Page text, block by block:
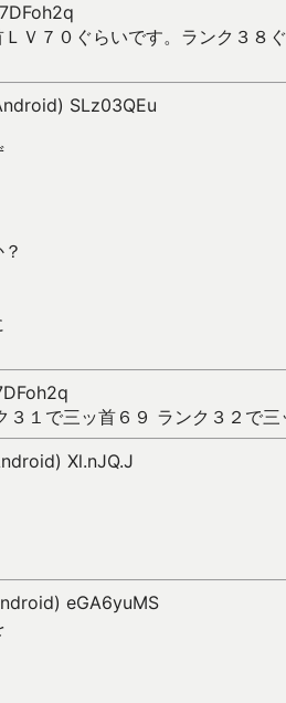
Ｖ７０ぐらいです。ランク３８
SLz03QEu
１で三ッ首６９ ランク３２で三
Xl.nJQ.J
eGA6yuMS